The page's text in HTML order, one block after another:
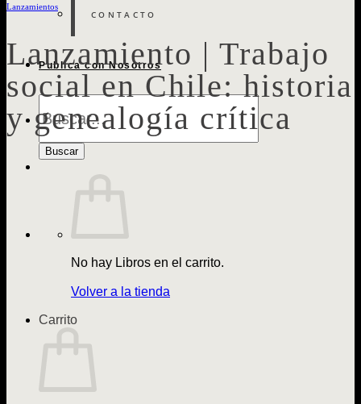
CONTACTO
Publica con Nosotros
Búsqueda
de
Libros
Buscar
No hay Libros en el carrito.
Volver a la tienda
Carrito
Lanzamientos
Lanzamiento | Trabajo
social en Chile: historia
y genealogía crítica